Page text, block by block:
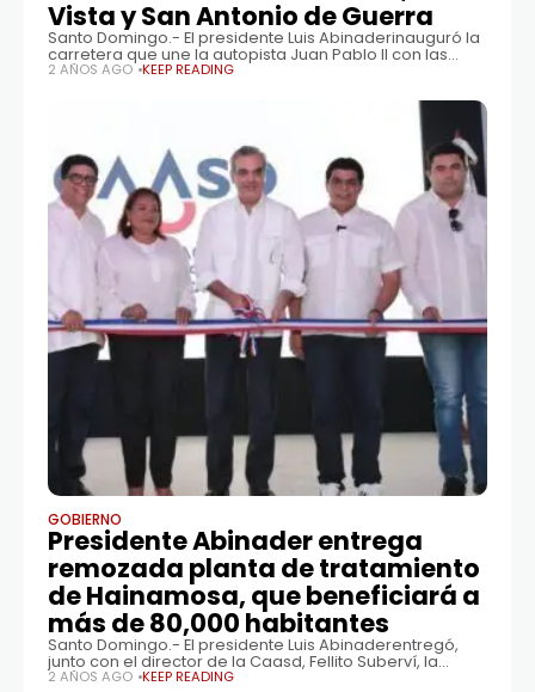
Vista y San Antonio de Guerra
Santo Domingo.- El presidente Luis Abinaderinauguró la
carretera que une la autopista Juan Pablo II con las
comunidades de Mata Los Indios, Bella Vista y San
2 AÑOS AGO KEEP READING
GOBIERNO
Presidente Abinader entrega
remozada planta de tratamiento
de Hainamosa, que beneficiará a
más de 80,000 habitantes
Santo Domingo.- El presidente Luis Abinaderentregó,
junto con el director de la Caasd, Fellito Suberví, la
remozada planta de tratamiento de aguas residuales
2 AÑOS AGO KEEP READING